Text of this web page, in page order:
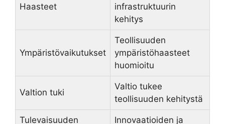
Haasteet
infrastruktuurin
kehitys
Ympäristövaikutukset
Teollisuuden
ympäristöhaasteet
huomioitu
Valtion tuki
Valtio tukee
teollisuuden kehitystä
Tulevaisuuden
Innovaatioiden ja